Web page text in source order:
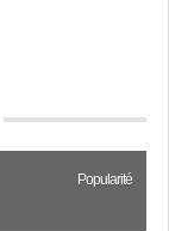
Popularité